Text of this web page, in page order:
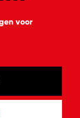
voor